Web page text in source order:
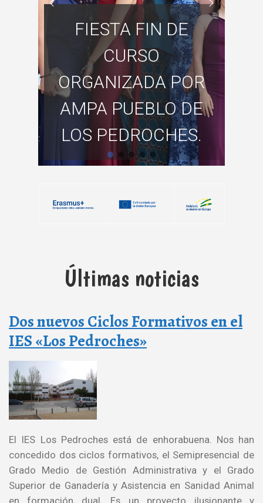
FIESTA FIN DE
CURSO
ORGANIZADA POR
AMPA PUEBLO DE
LOS PEDROCHES.
Últimas noticias
Dos nuevos Ciclos Formativos en el
IES «Los Pedroches»
El IES Los Pedroches está de enhorabuena. Nos han
concedido dos ciclos formativos, el Semipresencial de
Grado Medio de Gestión Administrativa y el Grado
Superior de Ganadería y Asistencia en Sanidad Animal
en formación dual. Es un proyecto ilusionante y